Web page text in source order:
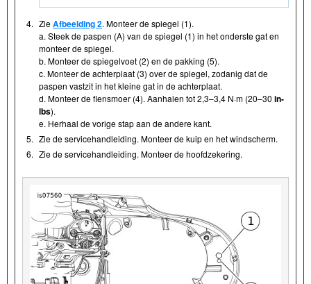
4. ZieAfbeelding 2. Monteer de spiegel (1).
a. Steek de paspen (A) van de spiegel (1) in het onderste gat en
monteer de spiegel.
b. Monteer de spiegelvoet (2) en de pakking (5).
c. Monteer de achterplaat (3) over de spiegel, zodanig dat de
paspen vastzit in het kleine gat in de achterplaat.
d. Monteer de flensmoer (4). Aanhalen tot 2,3–3,4 N·m (20–30 in-
lbs).
e. Herhaal de vorige stap aan de andere kant.
5. Zie de servicehandleiding. Monteer de kuip en het windscherm.
6. Zie de servicehandleiding. Monteer de hoofdzekering.